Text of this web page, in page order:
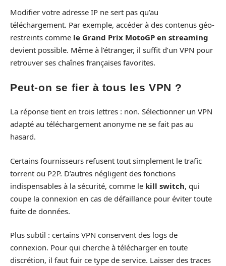
Modifier votre adresse IP ne sert pas qu’au
téléchargement. Par exemple, accéder à des contenus géo-
restreints comme le Grand Prix MotoGP en streaming
devient possible. Même à l’étranger, il suffit d’un VPN pour
retrouver ses chaînes françaises favorites.
Peut-on se fier à tous les VPN ?
La réponse tient en trois lettres : non. Sélectionner un VPN
adapté au téléchargement anonyme ne se fait pas au
hasard.
Certains fournisseurs refusent tout simplement le trafic
torrent ou P2P. D’autres négligent des fonctions
indispensables à la sécurité, comme le kill switch, qui
coupe la connexion en cas de défaillance pour éviter toute
fuite de données.
Plus subtil : certains VPN conservent des logs de
connexion. Pour qui cherche à télécharger en toute
discrétion, il faut fuir ce type de service. Laisser des traces